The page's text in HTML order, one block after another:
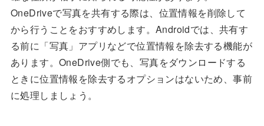
OneDriveで写真を共有する際は、位置情報を削除して
から行うことをおすすめします。Androidでは、共有す
る前に「写真」アプリなどで位置情報を除去する機能が
あります。OneDrive側でも、写真をダウンロードする
ときに位置情報を除去するオプションはないため、事前
に処理しましょう。